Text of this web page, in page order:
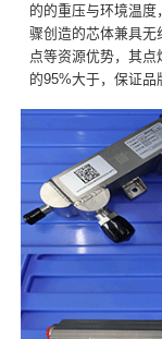
的的重压与环境温
骤创造的芯体兼具无
点等资源优势，其
的95%大于，保证品